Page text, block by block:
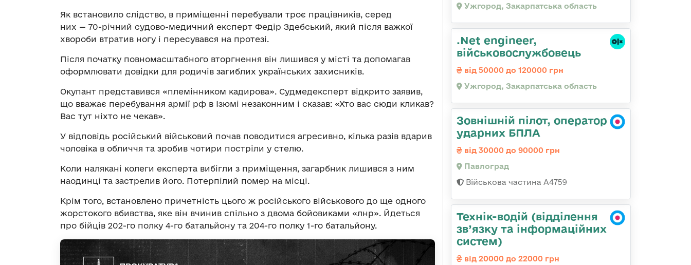
Як встановило слідство, в приміщенні перебували троє працівників, серед
них — 70-річний судово-медичний експерт Федір Здебський, який після важкої
хвороби втратив ногу і пересувався на протезі.
Після початку повномасштабного вторгнення він лишився у місті та допомагав
оформлювати довідки для родичів загиблих українських захисників.
Окупант представився «племінником кадирова». Судмедексперт відкрито заявив,
що вважає перебування армії рф в Ізюмі незаконним і сказав: «Хто вас сюди кликав?
Вас тут ніхто не чекав».
У відповідь російський військовий почав поводитися агресивно, кілька разів вдарив
чоловіка в обличчя та зробив чотири постріли у стелю.
Коли налякані колеги експерта вибігли з приміщення, загарбник лишився з ним
наодинці та застрелив його. Потерпілий помер на місці.
Крім того, встановлено причетність цього ж російського військового до ще одного
жорстокого вбивства, яке він вчинив спільно з двома бойовиками «лнр». Йдеться
про бійців 202-го полку 4-го батальйону та 204-го полку 1-го батальйону.
Ужгород, Закарпатська область
.Net engineer,
військовослужбовець
від 50000 до 120000 грн
Ужгород, Закарпатська область
Зовнішній пілот, оператор
ударних БПЛА
від 30000 до 90000 грн
Павлоград
Військова частина А4759
Технік-водій (відділення
зв’язку та інформаційних
систем)
від 20000 до 22000 грн